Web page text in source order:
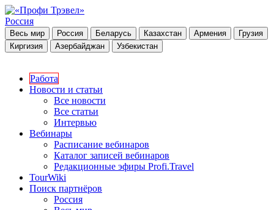
Россия
Весь мир Россия Беларусь Казахстан Армения
Грузия
Киргизия
Азербайджан Узбекистан
Работа
Новости и статьи
Все новости
Все статьи
Интервью
Вебинары
Расписание вебинаров
Каталог записей вебинаров
Редакционные эфиры Profi.Travel
TourWiki
Поиск партнёров
Россия